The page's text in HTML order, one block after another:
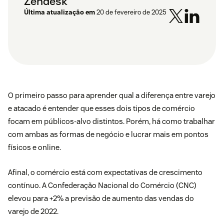
Última atualização em20 de fevereiro de 2025
O primeiro passo para aprender qual a diferença entre varejo
e atacado é entender que esses dois tipos de comércio
focam em públicos-alvo distintos. Porém, há como trabalhar
com ambas as formas de negócio e lucrar mais em pontos
físicos e online.
Afinal, o comércio está com expectativas de crescimento
contínuo. A Confederação Nacional do Comércio (CNC)
elevou para+2% a previsão de aumento das vendas do
varejo de 2022.